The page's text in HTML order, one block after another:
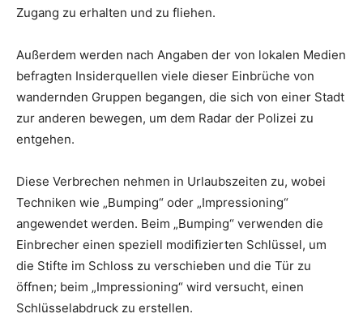
Zugang zu erhalten und zu fliehen.
Außerdem werden nach Angaben der von lokalen Medien
befragten Insiderquellen viele dieser Einbrüche von
wandernden Gruppen begangen, die sich von einer Stadt
zur anderen bewegen, um dem Radar der Polizei zu
entgehen.
Diese Verbrechen nehmen in Urlaubszeiten zu, wobei
Techniken wie „Bumping“ oder „Impressioning“
angewendet werden. Beim „Bumping“ verwenden die
Einbrecher einen speziell modifizierten Schlüssel, um
die Stifte im Schloss zu verschieben und die Tür zu
öffnen; beim „Impressioning“ wird versucht, einen
Schlüsselabdruck zu erstellen.